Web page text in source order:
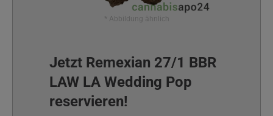
* Abbildung ähnlich
Jetzt Remexian 27/1 BBR
LAW LA Wedding Pop
reservieren!